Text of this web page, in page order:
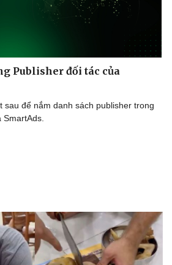
Publisher đối tác của
sau để nắm danh sách publisher trong